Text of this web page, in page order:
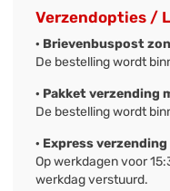
Verzendopties /
· Brievenbuspost
De bestelling wordt
· Pakket verzending
De bestelling wordt
· Express verzending
Op werkdagen voor
werkdag verstuurd.